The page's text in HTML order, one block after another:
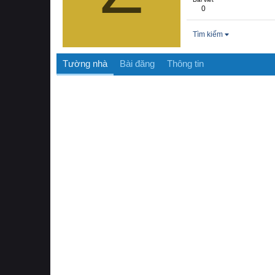
0
Tìm kiếm
Tường nhà Bài đăng Thông tin